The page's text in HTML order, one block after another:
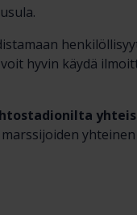
hyvin käydä